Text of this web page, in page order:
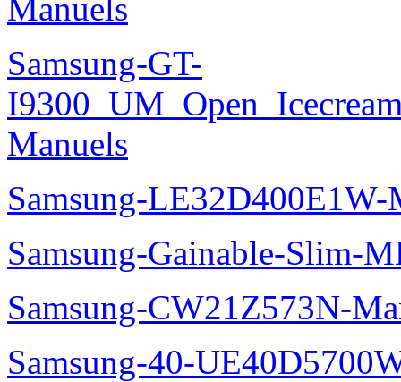
Manuels
Samsung-GT-
Manuels
Samsung-LE32D400E1W-
Samsung-Gainable-Slim-
Samsung-CW21Z573N-
Samsung-40-